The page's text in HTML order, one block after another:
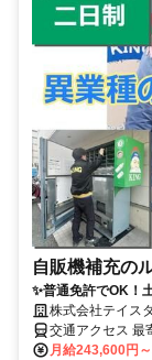
自販機補充の
✨普通免許でOK！土日休み！✨ 固定ルート
◎ 売上手当で毎
株式会社テイス
交通アクセス 最寄駅：北花田駅 大
ら徒歩
月給243,600円